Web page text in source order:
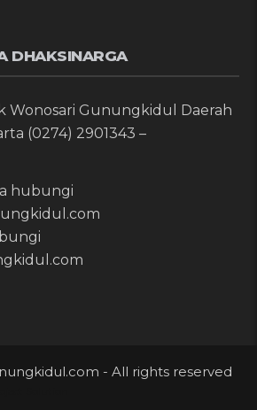
DHAKSINARGA
Wonosari Gunungkidul Daerah
(0274) 2901343 –
hubungi
- All rights reserved